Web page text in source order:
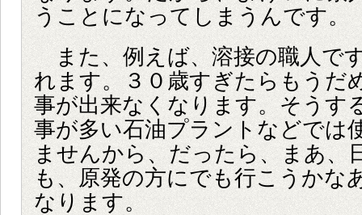
うことになってしまうんです。
また、例えば、溶接の職人で
れます。３０歳すぎたらもうだ
事が出来なくなります。そうす
事が多い石油プラントなどでは
ませんから、だったら、まあ、
も、原発の方にでも行こうかな
なります。